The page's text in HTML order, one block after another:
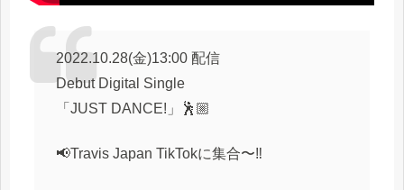
2022.10.28(金)13:00 配信
Debut Digital Single
「JUST DANCE!」🕺🏼
📢Travis Japan TikTokに集合〜‼️